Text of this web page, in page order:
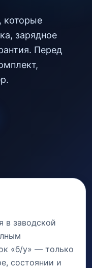
которые
зарядное
Перед
в заводской
«б/у» — только
состоянии и